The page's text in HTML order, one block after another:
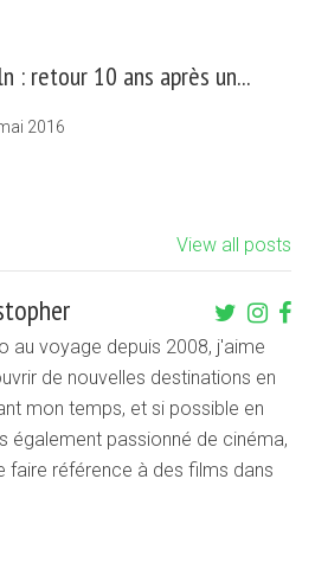
: retour 10 ans après un...
2016
View all posts
au voyage depuis 2008, j'aime
de nouvelles destinations en
mon temps, et si possible en
également passionné de cinéma,
faire référence à des films dans